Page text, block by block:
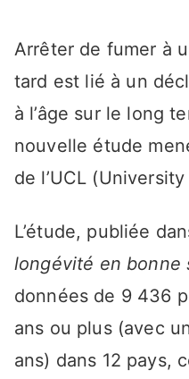
Arrêter de fumer à
tard est lié à un
à l’âge sur le long
nouvelle étude
de l’UCL
L’étude, publiée
longévité en bonne
données de 9 436
ans ou plus (avec
ans) dans 12 pays,